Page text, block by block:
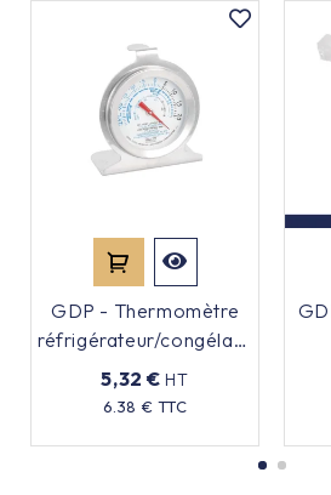
GDP - Thermomètre
réfrigérateur/congélateur
à cadran
5,32 € HT
6.38 € TTC
Prix